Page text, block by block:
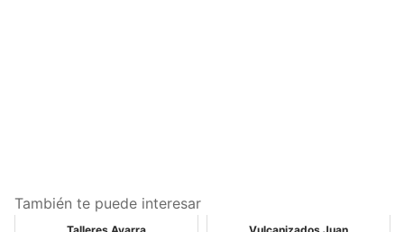
También te puede interesar